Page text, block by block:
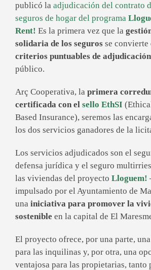
publicó la adjudicación del contrato
seguros de hogar del programa
Rent! Es la primera vez que la
solidaria de los seguros se convierte
criterios puntuables de adjudicación
público.
Arç Cooperativa, la primera
certificada con el sello EthSI
Based Insurance), seremos las
los dos servicios ganadores de la
Los servicios adjudicados son el
defensa jurídica y el seguro
las viviendas del proyecto Lloguem!
impulsado por el Ayuntamiento de
una iniciativa para promover la
sostenible en la capital de El
El proyecto ofrece, por una parte,
para las inquilinas y, por otra, una
ventajosa para las propietarias, tanto